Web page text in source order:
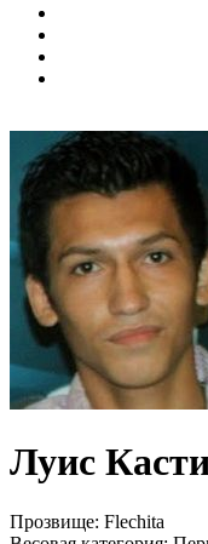
Луис
Прозвище: Flechita